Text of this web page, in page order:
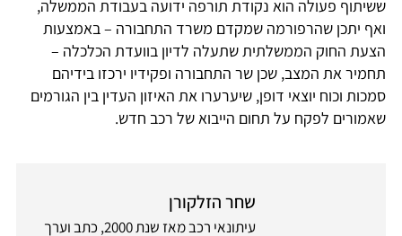
ששיתוף פעולה הוא נקודת תורפה ידועה בעבודת הממשלה,
ואף יתכן שהרפורמה שמקדם משרד התחבורה – באמצעות
הצעת החוק הממשלתית שתעלה לדיון בוועדת הכלכלה –
תחמיר את המצב, שכן שר התחבורה ופקידיו ירכזו בידיהם
סמכות וכוח יוצאי דופן, שיערערו את האיזון העדין בין הגורמים
שאמורים לפקח על תחום הייבוא של רכב חדש.
שחר הזלקורן
עיתונאי רכב מאז שנת 2000, כתב וערך